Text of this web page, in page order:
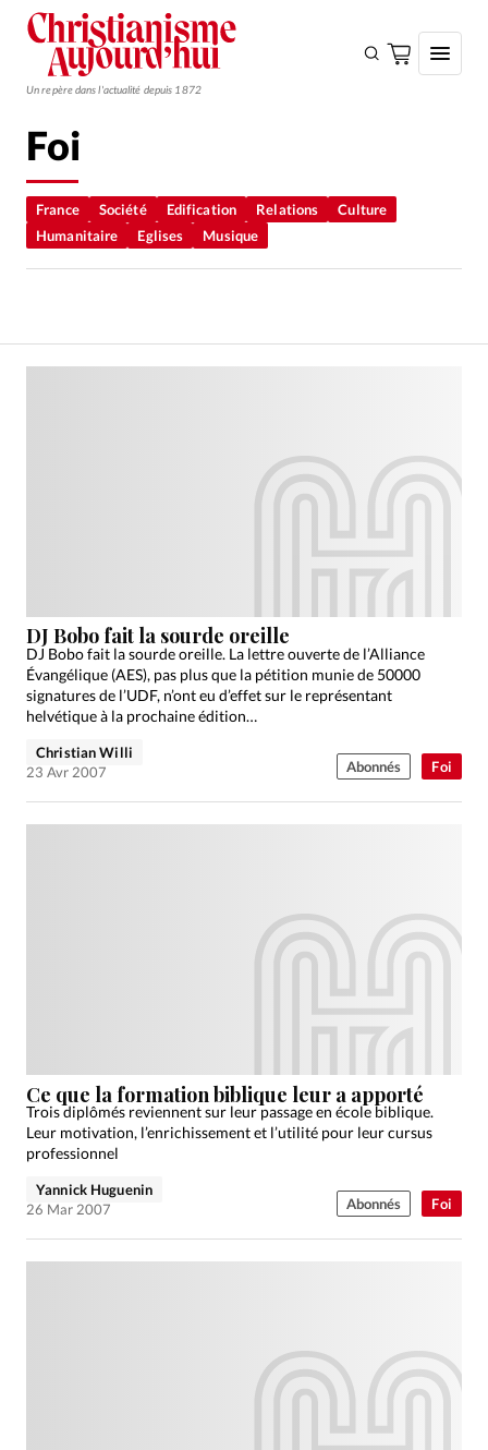
Un repère dans l'actualité depuis 1872
Monde
Eglises
Actualité internationale
Chronique
Dossier
Eglises Foi Génération réveil
Monde
Opinions
Publireportage
Relations Aujourd'hui
Société
Tour du monde des Eglises
Vécu
Vie Intérieure
Foi
France Société Edification Relations
Culture
Humanitaire
Eglises Musique
Foi
DJ Bobo fait la sourde oreille
DJ Bobo fait la sourde oreille. La lettre ouverte de l’Alliance
Évangélique (AES), pas plus que la pétition munie de 50000
signatures de l’UDF, n’ont eu d’effet sur le représentant
helvétique à la prochaine édition…
Christian Willi
23 Avr 2007
Abonnés
Foi
Ce que la formation biblique leur a apporté
Trois diplômés reviennent sur leur passage en école biblique.
Leur motivation, l’enrichissement et l’utilité pour leur cursus
professionnel
Yannick Huguenin
26 Mar 2007
Abonnés